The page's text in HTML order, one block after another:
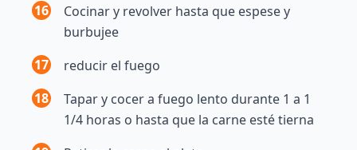
16
Cocinar y revolver hasta que espese y
burbujee
17
reducir el fuego
18
Tapar y cocer a fuego lento durante 1 a 1
1/4 horas o hasta que la carne esté tierna